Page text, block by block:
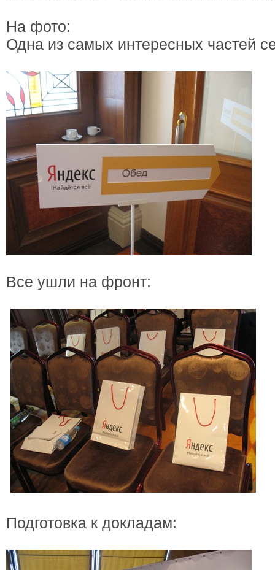
На фото:
Одна из самых интересных частей
Все ушли на фронт:
Подготовка к докладам: